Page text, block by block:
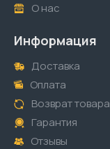
О нас
Информация
Доставка
Оплата
Возврат товара
Гарантия
Отзывы